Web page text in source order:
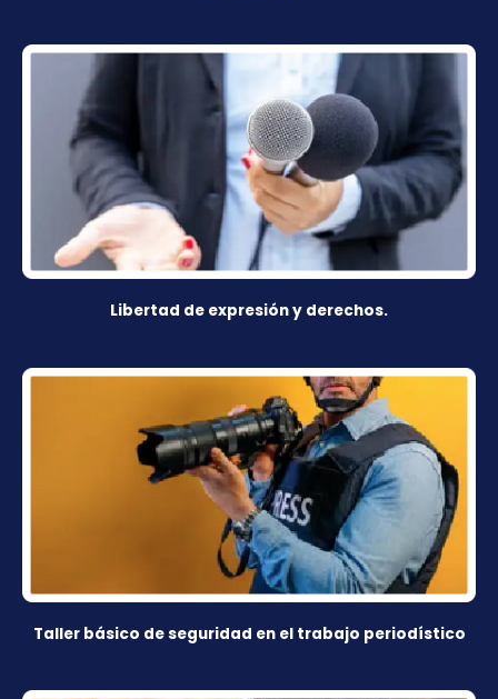
Libertad de expresión y derechos.
Taller básico de seguridad en el trabajo periodístico